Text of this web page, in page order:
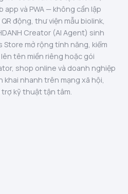
và PWA — không cần lập
động, thư viện mẫu biolink,
Creator (AI Agent) sinh
Store mở rộng tính năng, kiểm
tên miền riêng hoặc gói
shop online và doanh nghiệp
khai nhanh trên mạng xã hội,
kỹ thuật tận tâm.